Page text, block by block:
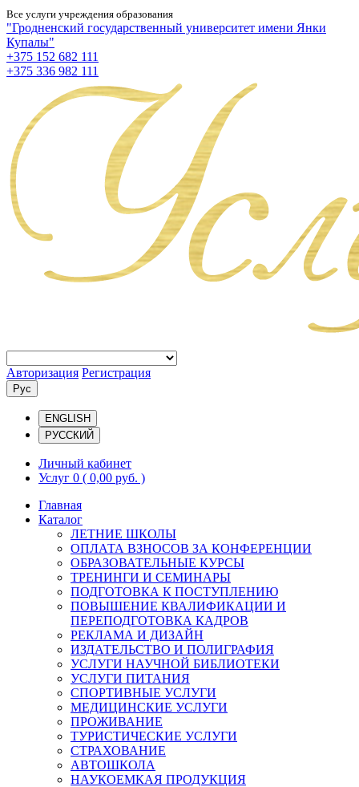
Все услуги учреждения образования
"Гродненский государственный университет имени Янки
Купалы"
+375 152 682 111
+375 336 982 111
Авторизация Регистрация
Рус
ENGLISH
РУССКИЙ
Личный кабинет
Услуг 0 ( 0,00 руб. )
Главная
Каталог
ЛЕТНИЕ ШКОЛЫ
ОПЛАТА ВЗНОСОВ ЗА КОНФЕРЕНЦИИ
ОБРАЗОВАТЕЛЬНЫЕ КУРСЫ
ТРЕНИНГИ И СЕМИНАРЫ
ПОДГОТОВКА К ПОСТУПЛЕНИЮ
ПОВЫШЕНИЕ КВАЛИФИКАЦИИ И
ПЕРЕПОДГОТОВКА КАДРОВ
РЕКЛАМА И ДИЗАЙН
ИЗДАТЕЛЬСТВО И ПОЛИГРАФИЯ
УСЛУГИ НАУЧНОЙ БИБЛИОТЕКИ
УСЛУГИ ПИТАНИЯ
СПОРТИВНЫЕ УСЛУГИ
МЕДИЦИНСКИЕ УСЛУГИ
ПРОЖИВАНИЕ
ТУРИСТИЧЕСКИЕ УСЛУГИ
СТРАХОВАНИЕ
АВТОШКОЛА
НАУКОЕМКАЯ ПРОДУКЦИЯ